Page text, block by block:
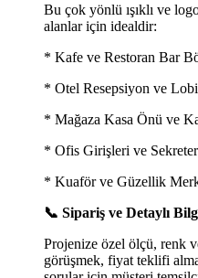
Bu çok yönlü ışıklı ve
alanlar için idealdir:
* Kafe ve Restoran Bar
* Otel Resepsiyon ve
* Mağaza Kasa Önü ve
* Ofis Girişleri ve
* Kuaför ve Güzellik
📞 Sipariş ve Detaylı
Projenize özel ölçü, renk
görüşmek, fiyat teklifi